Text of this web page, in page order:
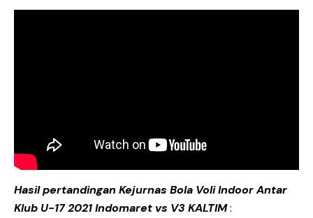
Hasil pertandingan Kejurnas Bola Voli Indoor Antar
Klub U-17 2021 Indomaret vs V3 KALTIM: